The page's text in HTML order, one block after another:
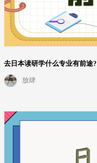
去日本读研学什么专业有前途?
放肆